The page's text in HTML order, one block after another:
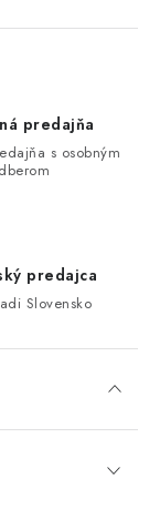
predajňa
s osobným
predajca
Slovensko